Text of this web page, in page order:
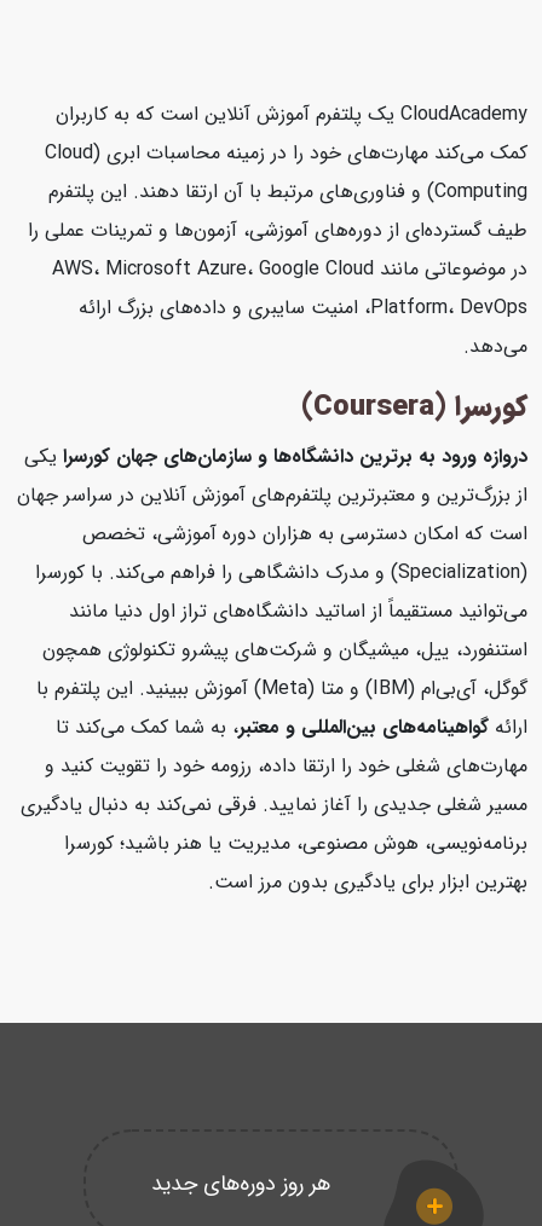
CloudAcademy یک پلتفرم آموزش آنلاین است که به کاربران
کمک می‌کند مهارت‌های خود را در زمینه محاسبات ابری (Cloud
Computing) و فناوری‌های مرتبط با آن ارتقا دهند. این پلتفرم
طیف گسترده‌ای از دوره‌های آموزشی، آزمون‌ها و تمرینات عملی را
در موضوعاتی مانند AWS، Microsoft Azure، Google Cloud
Platform، DevOps، امنیت سایبری و داده‌های بزرگ ارائه
می‌دهد.
کورسرا (Coursera)
دروازه ورود به برترین دانشگاه‌ها و سازمان‌های جهان کورسرایکی
از بزرگ‌ترین و معتبرترین پلتفرم‌های آموزش آنلاین در سراسر جهان
است که امکان دسترسی به هزاران دوره آموزشی، تخصص
(Specialization) و مدرک دانشگاهی را فراهم می‌کند. با کورسرا
می‌توانید مستقیماً از اساتید دانشگاه‌های تراز اول دنیا مانند
استنفورد، ییل، میشیگان و شرکت‌های پیشرو تکنولوژی همچون
گوگل، آی‌بی‌ام (IBM) و متا (Meta) آموزش ببینید. این پلتفرم با
ارائهگواهینامه‌های بین‌المللی و معتبر، به شما کمک می‌کند تا
مهارت‌های شغلی خود را ارتقا داده، رزومه خود را تقویت کنید و
مسیر شغلی جدیدی را آغاز نمایید. فرقی نمی‌کند به دنبال یادگیری
برنامه‌نویسی، هوش مصنوعی، مدیریت یا هنر باشید؛ کورسرا
بهترین ابزار برای یادگیری بدون مرز است.
هر روز دوره‌های جدید